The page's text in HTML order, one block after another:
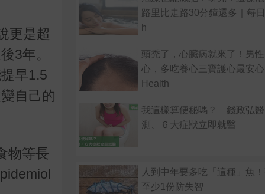
更是超
3年。
早1.5
自己的
物等長
路里比走路30分鐘還多｜每
h
頭禿了，心臟病就來了！男
心，多吃養心三寶護心最安
Health
我這樣算便秘嗎？ 錢政弘
測、６大症狀立即就醫
人到中年要多吃「這種」魚
至少1份防失智